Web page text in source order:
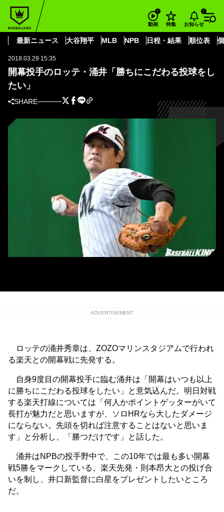
動画 特集 お知らせ
最新ニュース 大谷翔平 MLB NPB 日程・結果 順位表
BASEBALL KING
涌井 秀章
開幕投手のロッテ・涌井「勝ちにこだわる投球をしたい」
千葉ロッテマリーンズ
2018.03.29 15:35
開幕投手のロッテ・涌井「勝ちにこだわる投球をし
たい」
SHARE
ADVERTISEMENT
ロッテの涌井秀章は、ZOZOマリンスタジアムで行われ
る楽天との開幕戦に先発する。
自身9度目の開幕投手に臨む涌井は「開幕はいつも以上
に勝ちにこだわる投球をしたい」と意気込んだ。明日対戦
する楽天打線については「何人かポイントゲッターがいて
長打が魅力だと思いますが、ソロHRなら大したダメージ
にならない。先頭を切れば注意することはないと思いま
す」と分析し、「勝つだけです」と話した。
涌井はNPBの投手野中で、この10年では最も多い開幕
戦5勝をマークしている。楽天先発・則本昂大との投げ合
いを制し、井口新監督に白星をプレゼントしたいところ
だ。